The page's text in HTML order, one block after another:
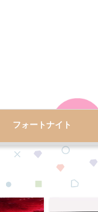
フォートナイト